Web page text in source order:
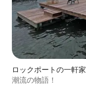
ロックポートの一軒家
潮流の物語！